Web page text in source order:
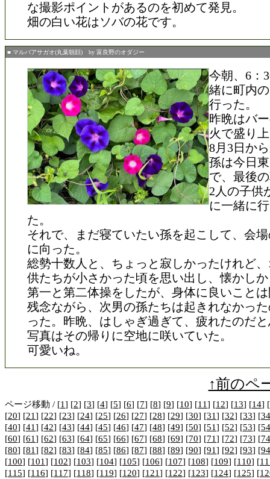
な撮影ポイントがあるのを初めて発見。
畑の白い花はソバの花です。
■ マルバアサガオ(丸葉朝顔) by 富良野のオダジー
今朝、6：
緒に町内
行った。
昨晩はバ
火で盛り
8月3日か
孫は今日
で、最後
2人の子供
に一緒に
た。
それで、まだ寝ていたい孫を起こして、会
に向った。
総勢十数人と、ちょっと寂しかったけれど
供たちが小さかった頃を思い出し、懐かし
第一と第二体操をしたが、身体に良いこと
残念ながら、次男の孫たちは起きれなかっ
った。昨晩、はしゃぎ過ぎて、疲れたのだ
写真はその帰りに空地に咲いていた。
可愛いね。
↑前のペ
ページ移動 / [1] [2] [3] [4] [5] [6] [7] [8] [9] [10] [11] [12] [13] [14] [
[20] [21] [22] [23] [24] [25] [26] [27] [28] [29] [30] [31] [32] [33] [34
[40] [41] [42] [43] [44] [45] [46] [47] [48] [49] [50] [51] [52] [53] [54
[60] [61] [62] [63] [64] [65] [66] [67] [68] [69] [70] [71] [72] [73] [74
[80] [81] [82] [83] [84] [85] [86] [87] [88] [89] [90] [91] [92] [93] [94
[100] [101] [102] [103] [104] [105] [106] [107] [108] [109] [110] [
[115] [116] [117] [118] [119] [120] [121] [122] [123] [124] [125] [